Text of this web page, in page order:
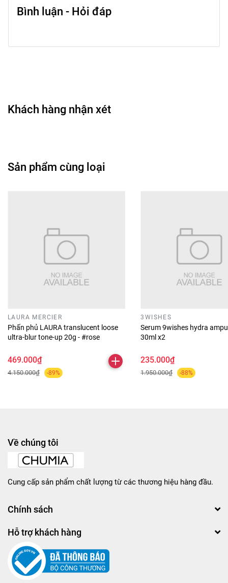
Bình luận - Hỏi đáp
Khách hàng nhận xét
Sản phẩm cùng loại
LAURA MERCIER
Phấn phủ LAURA translucent loose
ultra-blur tone-up 20g - #rose
469.000₫
4.150.000₫ -89%
3WISHES
Serum 9wishes hydra
30ml x2
235.000₫
1.950.000₫ -88%
Về chúng tôi
Cung cấp sản phẩm chất lượng từ các thương hiệu hàng đầu.
Chính sách
Hỗ trợ khách hàng